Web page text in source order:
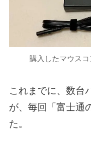
購入したマウス
これまでに、数台
が、毎回「富士通
た。